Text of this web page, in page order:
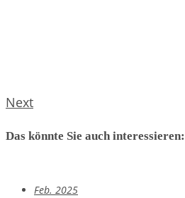
Next
Das könnte Sie auch interessieren:
Feb. 2025